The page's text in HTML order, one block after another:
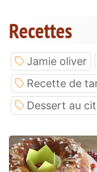
Recettes
Jamie oliver
Recette de
Dessert au